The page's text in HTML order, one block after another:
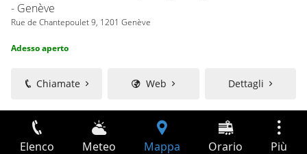
- Genève
Rue de Chantepoulet 9, 1201 Genève
Adesso aperto
Chiamate Web Dettagli
Elenco Meteo Mappa Orario Più